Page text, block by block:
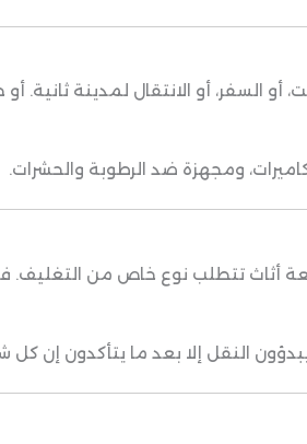
أو السفر، أو الانتقال لمدينة
ومجهزة ضد الرطوبة والحشرات.
تتطلب نوع خاص من التغليف. فـ
النقل إلا بعد ما يتأكدون